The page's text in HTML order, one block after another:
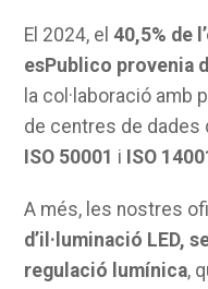
El 2024, el40,5% de
esPublico provenia
la col·laboració amb
de centres de dades
ISO 50001 i ISO
A més, les nostres
d’il·luminació LED,
regulació lumínica,